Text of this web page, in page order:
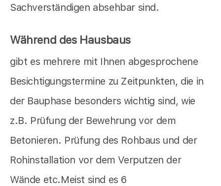
Sachverständigen absehbar sind.
Während des Hausbaus
gibt es mehrere mit Ihnen abgesprochene
Besichtigungstermine zu Zeitpunkten, die in
der Bauphase besonders wichtig sind, wie
z.B. Prüfung der Bewehrung vor dem
Betonieren. Prüfung des Rohbaus und der
Rohinstallation vor dem Verputzen der
Wände etc.Meist sind es 6